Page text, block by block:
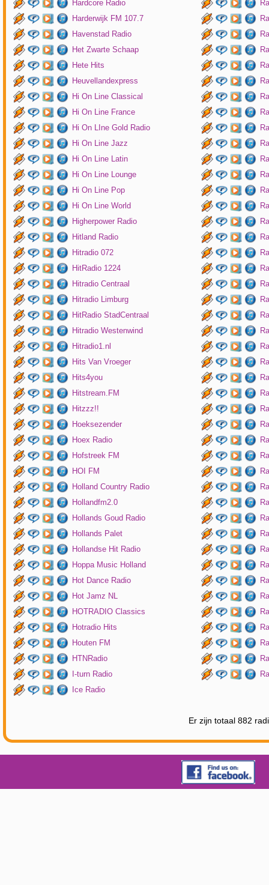
Hardcore Radio
Harderwijk FM 107.7
Havenstad Radio
Het Zwarte Schaap
Hete Hits
Heuvellandexpress
Hi On Line Classical
Hi On Line France
Hi On LIne Gold Radio
Hi On Line Jazz
Hi On Line Latin
Hi On Line Lounge
Hi On Line Pop
Hi On Line World
Higherpower Radio
Hitland Radio
Hitradio 072
HitRadio 1224
Hitradio Centraal
Hitradio Limburg
HitRadio StadCentraal
Hitradio Westenwind
Hitradio1.nl
Hits Van Vroeger
Hits4you
Hitstream.FM
Hitzzz!!
Hoeksezender
Hoex Radio
Hofstreek FM
HOI FM
Holland Country Radio
Hollandfm2.0
Hollands Goud Radio
Hollands Palet
Hollandse Hit Radio
Hoppa Music Holland
Hot Dance Radio
Hot Jamz NL
HOTRADIO Classics
Hotradio Hits
Houten FM
HTNRadio
I-turn Radio
Ice Radio
Er zijn totaal 882